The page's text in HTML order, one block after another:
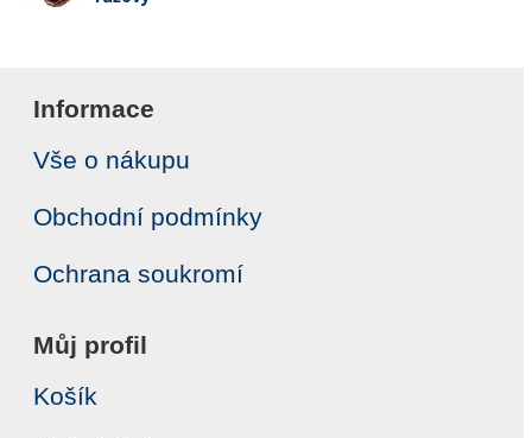
Informace
Vše o nákupu
Obchodní podmínky
Ochrana soukromí
Můj profil
Košík